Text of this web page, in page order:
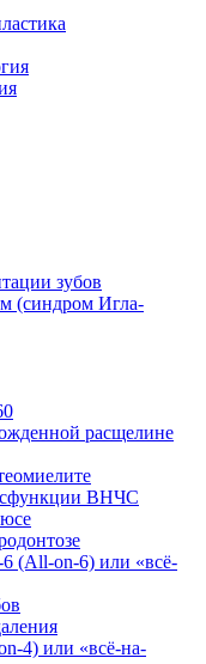
зубов
(синдром Игла-
расщелине
ВНЧС
(All-on-6) или «всё-
4) или «всё-на-